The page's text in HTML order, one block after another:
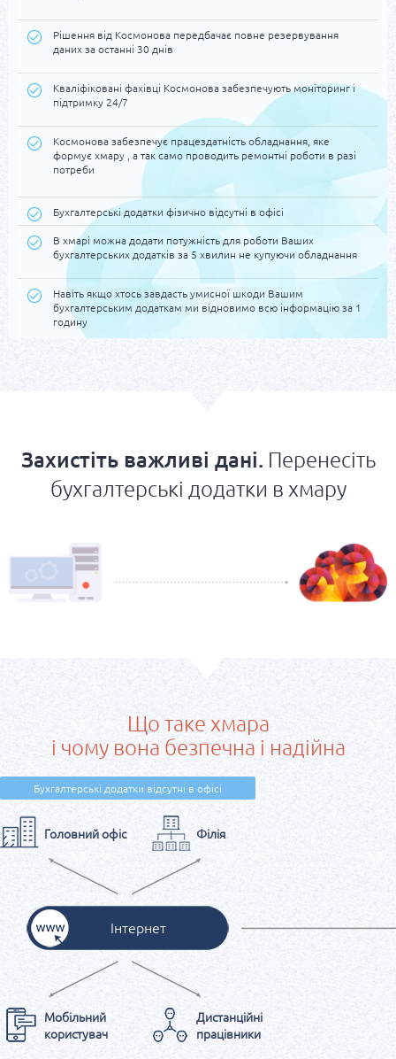
Рішення від Космонова передбачає повне резервування
даних за останні 30 днів
Кваліфіковані фахівці Космонова забезпечують моніторинг і
підтримку 24/7
Космонова забезпечує працездатність обладнання, яке
формує хмару , а так само проводить ремонтні роботи в разі
потреби
Бухгалтерські додатки фізично відсутні в офісі
В хмарі можна додати потужність для роботи Ваших
бухгалтерських додатків за 5 хвилин не купуючи обладнання
Навіть якщо хтось завдасть умисної шкоди Вашим
бухгалтерським додаткам ми відновимо всю інформацію за 1
годину
Захистіть важливі дані. Перенесіть
бухгалтерські додатки в ​​хмару
Що таке хмара
і чому вона безпечна і надійна
Бухгалтерські додатки відсутні в офісі
Головний офіс Філія
Інтернет
Мобільний
користувач
Дистанційні
працівники